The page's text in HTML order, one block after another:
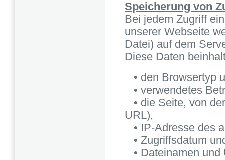
Speicherung von
Bei jedem Zugriff
unserer Webseite
Datei) auf dem
Diese Daten
• den Browsertyp
• verwendetes
• die Seite, von
URL),
• IP-Adresse des
• Zugriffsdatum
• Dateinamen und